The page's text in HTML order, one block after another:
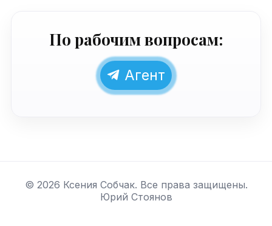
По рабочим вопросам:
Агент
© 2026 Ксения Собчак. Все права защищены.
Юрий Стоянов